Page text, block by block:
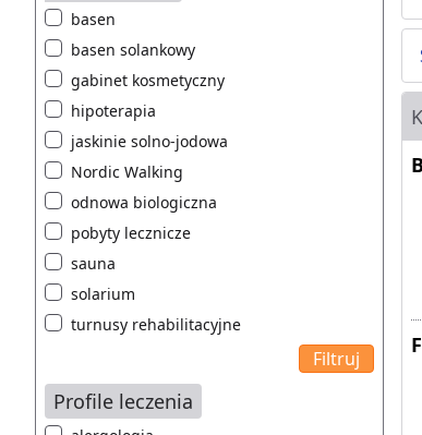
basen
basen solankowy
gabinet kosmetyczny
hipoterapia
jaskinie solno-jodowa
Nordic Walking
odnowa biologiczna
pobyty lecznicze
sauna
solarium
turnusy rehabilitacyjne
Profile leczenia